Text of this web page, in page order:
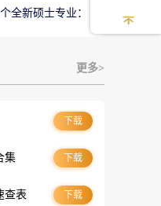
全新硕士专业：
更多>
下载
集 下载
查表 下载